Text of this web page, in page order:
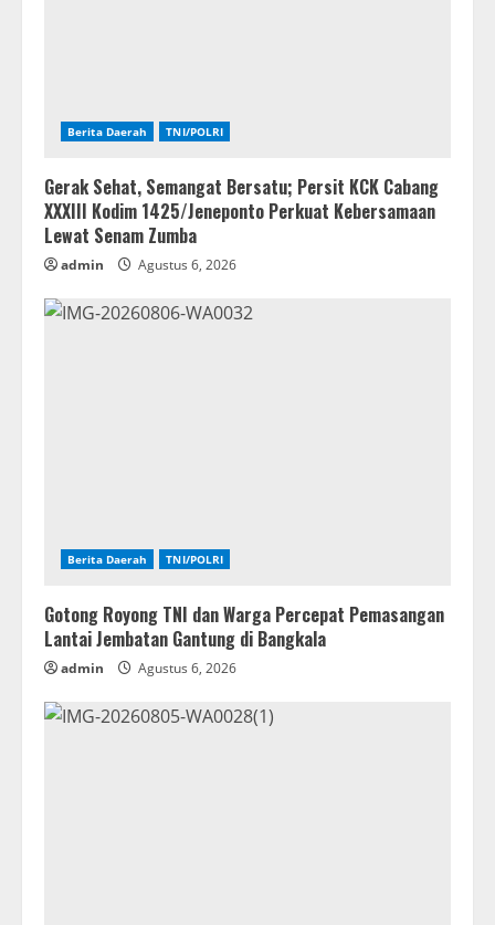
Berita Daerah TNI/POLRI
Gerak Sehat, Semangat Bersatu; Persit KCK Cabang
XXXIII Kodim 1425/Jeneponto Perkuat Kebersamaan
Lewat Senam Zumba
admin Agustus 6, 2026
Berita Daerah TNI/POLRI
Gotong Royong TNI dan Warga Percepat Pemasangan
Lantai Jembatan Gantung di Bangkala
admin Agustus 6, 2026